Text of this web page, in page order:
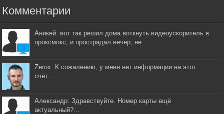
Комментарии
Аникей: вот так решил дома воткнуть видеоускоритель в
проксмокс, и прострадал вечер, не...
Zerox: К сожалению, у меня нет информации на этот
счёт....
Александр: Здравствуйте. Номер карты ещё
актуальный?...